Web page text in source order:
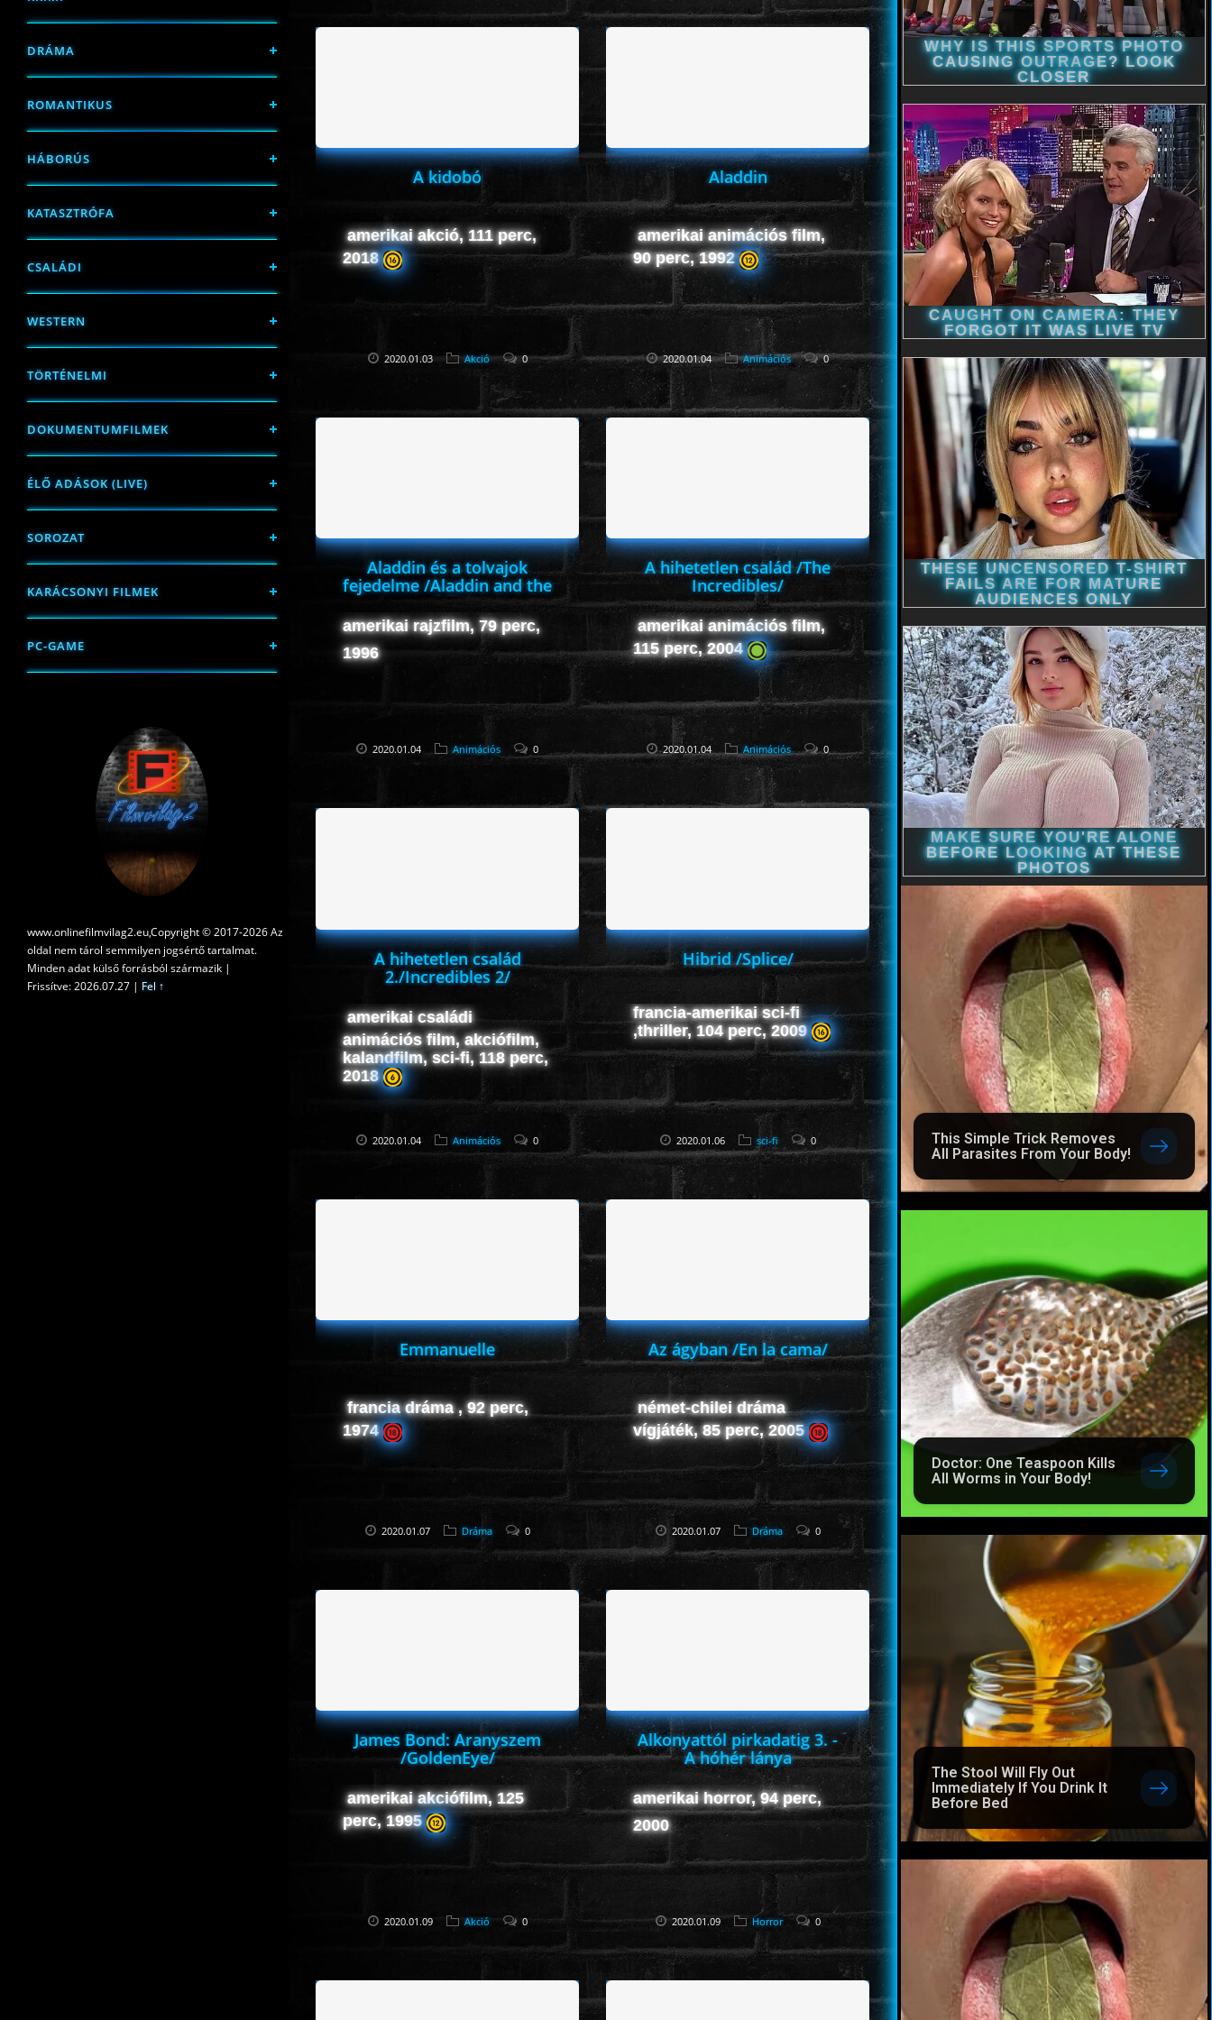
DRÁMA
ROMANTIKUS
HÁBORÚS
KATASZTRÓFA
CSALÁDI
WESTERN
TÖRTÉNELMI
DOKUMENTUMFILMEK
ÉLŐ ADÁSOK (LIVE)
SOROZAT
KARÁCSONYI FILMEK
PC-GAME
www.onlinefilmvilag2.eu,Copyright © 2017-2026 Az
oldal nem tárol semmilyen jogsértő tartalmat.
Minden adat külső forrásból származik |
Frissítve: 2026.07.27 | Fel ↑
A kidobó
amerikai akció, 111 perc,
2018
2020.01.03 Akció 0
Aladdin
amerikai animációs film,
90 perc, 1992
2020.01.04 Animációs 0
Aladdin és a tolvajok
fejedelme /Aladdin and the
King of Thieves/
amerikai rajzfilm, 79 perc,
1996
2020.01.04 Animációs 0
A hihetetlen család /The
Incredibles/
amerikai animációs film,
115 perc, 2004
2020.01.04 Animációs 0
A hihetetlen család
2./Incredibles 2/
amerikai családi
animációs film, akciófilm,
kalandfilm, sci-fi, 118 perc,
2018
2020.01.04 Animációs 0
Hibrid /Splice/
francia-amerikai sci-fi
,thriller, 104 perc, 2009
2020.01.06 sci-fi 0
Emmanuelle
francia dráma , 92 perc,
1974
2020.01.07 Dráma 0
Az ágyban /En la cama/
német-chilei dráma
vígjáték, 85 perc, 2005
2020.01.07 Dráma 0
James Bond: Aranyszem
/GoldenEye/
amerikai akciófilm, 125
perc, 1995
2020.01.09 Akció 0
Alkonyattól pirkadatig 3. -
A hóhér lánya
amerikai horror, 94 perc,
2000
2020.01.09 Horror 0
This Simple Trick Removes
All Parasites From Your Body!
Doctor: One Teaspoon Kills
All Worms in Your Body!
The Stool Will Fly Out
Immediately If You Drink It
Before Bed